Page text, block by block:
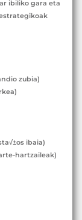
ibiliko gara eta
zubia)
ibaia)
hartzaileak)